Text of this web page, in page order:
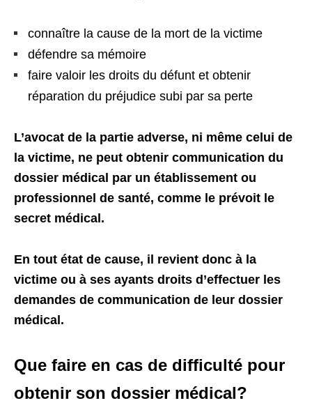
connaître la cause de la mort de la victime
défendre sa mémoire
faire valoir les droits du défunt et obtenir
réparation du préjudice subi par sa perte
L’avocat de la partie adverse, ni même celui de
la victime, ne peut obtenir communication du
dossier médical par un établissement ou
professionnel de santé, comme le prévoit le
secret médical.
En tout état de cause, il revient donc à la
victime ou à ses ayants droits d’effectuer les
demandes de communication de leur dossier
médical.
Que faire en cas de difficulté pour
obtenir son dossier médical?